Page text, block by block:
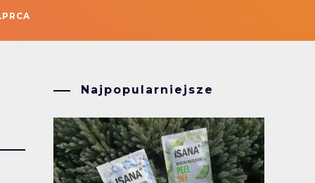
Najpopularniejsze